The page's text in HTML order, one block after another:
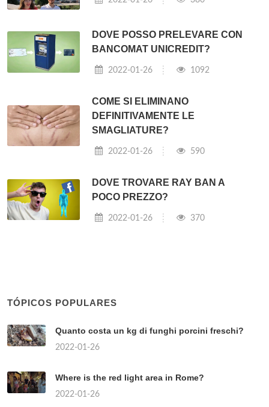
DOVE POSSO PRELEVARE CON
BANCOMAT UNICREDIT?
2022-01-26 1092
COME SI ELIMINANO
DEFINITIVAMENTE LE
SMAGLIATURE?
2022-01-26 590
DOVE TROVARE RAY BAN A
POCO PREZZO?
2022-01-26 370
TÓPICOS POPULARES
Quanto costa un kg di funghi porcini freschi?
2022-01-26
Where is the red light area in Rome?
2022-01-26